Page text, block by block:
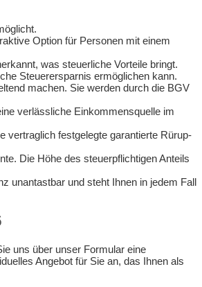
Option für Personen mit einem
was steuerliche Vorteile bringt.
Steuerersparnis ermöglichen kann.
machen. Sie werden durch die BGV
verlässliche Einkommensquelle im
vertraglich festgelegte garantierte Rürup-
Die Höhe des steuerpflichtigen Anteils
unantastbar und steht Ihnen in jedem Fall
uns über unser Formular eine
Angebot für Sie an, das Ihnen als